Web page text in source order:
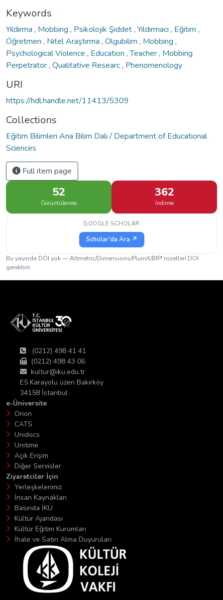
Keywords
Yıldırma , Mobbing , Psikolojik Şiddet, Yıldırmacı , Eğitim ,
Öğretmen , Nitel Araştırma , Olgubilim , Mobbing ,
Psychological Violence , Education ,Teacher, Mobbing
Perpetrator, Qualitative Researc, Phenomenology
URI
https://hdl.handle.net/11413/5309
Collections
Eğitim Bilimleri Ana Bilim Dalı / Department of Educational
Sciences
Full item page
52
Görüntülenme
362
İndirme
GOOGLE SCHOLAR
Scholar'da Ara ↗
Bu yayında DOI yok — Altmetric/Dimensions/PlumX/BIP! rozetleri DOI
gerektirir.
(0212) 498 41 41
(0212) 498 43 06
kultur@iku.edu.tr
E5 Karayolu üzeri Bakırköy
34158 İstanbul
e-Üniversite
Orion
CATS
Unidocs
Unitime
Açık Erişim
Diğer Servisler
Ziyaretciler İçin
Yerleşkelerimiz
İnsan Kaynakları
Basında İKÜ
Kültür Ajandası
Kültür Eğitim Kurumları
İhale ve Satın Alma Duyuruları